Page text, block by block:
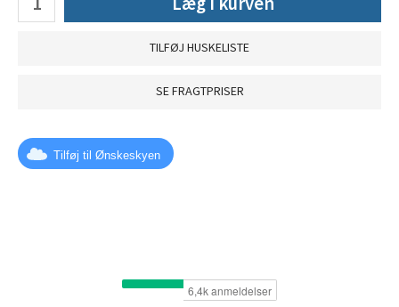
TILFØJ HUSKELISTE
SE FRAGTPRISER
Tilføj til Ønskeskyen